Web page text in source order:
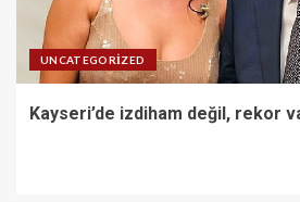
UNCATEGORIZED
Kayseri’de izdiham değil, rekor